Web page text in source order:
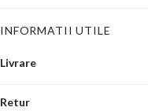
INFORMATII UTILE
Livrare
Retur